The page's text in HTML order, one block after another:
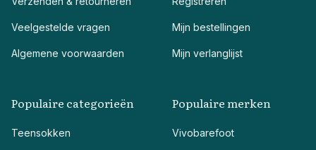
Veelgestelde vragen
Algemene voorwaarden
Mijn bestellingen
Mijn verlanglijst
Populaire categorieën
Teensokken
Populaire merken
Vivobarefoot